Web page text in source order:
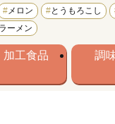
メロン とうもろこし
ーメン
加工食品 調